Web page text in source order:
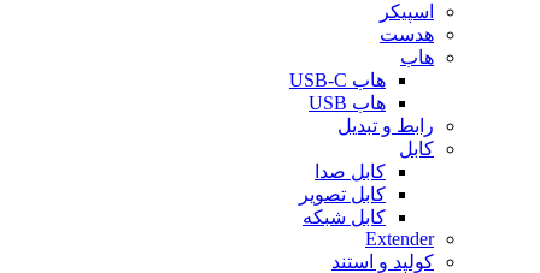
اسپیکر
هدست
هاب
هاب USB-C
هاب USB
رابط و تبدیل
کابل
کابل صدا
کابل تصویر
کابل شبکه
Extender
کولپد و استند